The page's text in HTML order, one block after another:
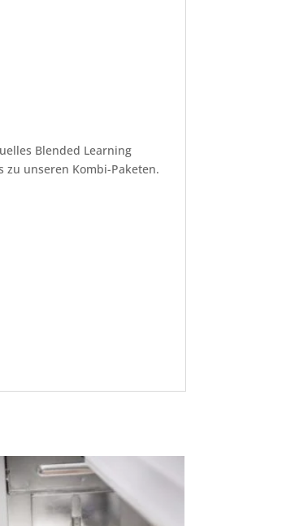
Blended Learning
zu unseren Kombi-Paketen.